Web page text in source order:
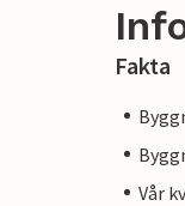
Fakta
Vår